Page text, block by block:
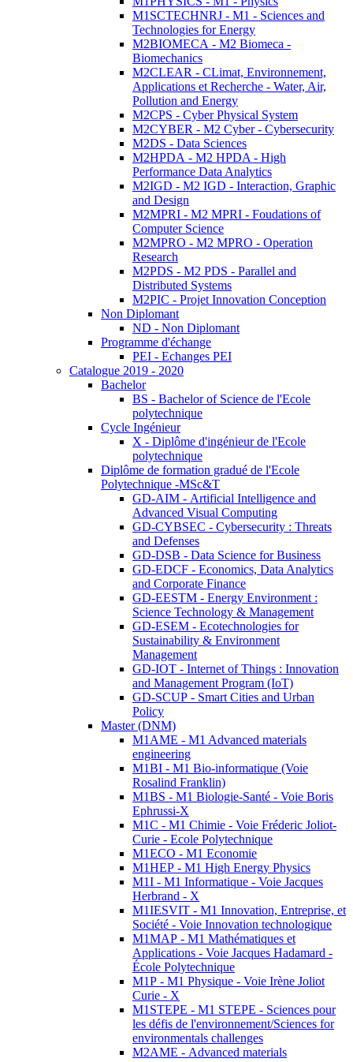
M1SCTECHNRJ - M1 - Sciences and
Technologies for Energy
M2BIOMECA - M2 Biomeca -
Biomechanics
M2CLEAR - CLimat, Environnement,
Applications et Recherche - Water, Air,
Pollution and Energy
M2CPS - Cyber Physical System
M2CYBER - M2 Cyber - Cybersecurity
M2DS - Data Sciences
M2HPDA - M2 HPDA - High
Performance Data Analytics
M2IGD - M2 IGD - Interaction, Graphic
and Design
M2MPRI - M2 MPRI - Foudations of
Computer Science
M2MPRO - M2 MPRO - Operation
Research
M2PDS - M2 PDS - Parallel and
Distributed Systems
M2PIC - Projet Innovation Conception
Non Diplomant
ND - Non Diplomant
Programme d'échange
PEI - Echanges PEI
Catalogue 2019 - 2020
Bachelor
BS - Bachelor of Science de l'Ecole
polytechnique
Cycle Ingénieur
X - Diplôme d'ingénieur de l'Ecole
polytechnique
Diplôme de formation gradué de l'Ecole
Polytechnique -MSc&T
GD-AIM - Artificial Intelligence and
Advanced Visual Computing
GD-CYBSEC - Cybersecurity : Threats
and Defenses
GD-DSB - Data Science for Business
GD-EDCF - Economics, Data Analytics
and Corporate Finance
GD-EESTM - Energy Environment :
Science Technology & Management
GD-ESEM - Ecotechnologies for
Sustainability & Environment
Management
GD-IOT - Internet of Things : Innovation
and Management Program (IoT)
GD-SCUP - Smart Cities and Urban
Policy
Master (DNM)
M1AME - M1 Advanced materials
engineering
M1BI - M1 Bio-informatique (Voie
Rosalind Franklin)
M1BS - M1 Biologie-Santé - Voie Boris
Ephrussi-X
M1C - M1 Chimie - Voie Fréderic Joliot-
Curie - Ecole Polytechnique
M1ECO - M1 Economie
M1HEP - M1 High Energy Physics
M1I - M1 Informatique - Voie Jacques
Herbrand - X
M1IESVIT - M1 Innovation, Entreprise, et
Société - Voie Innovation technologique
M1MAP - M1 Mathématiques et
Applications - Voie Jacques Hadamard -
École Polytechnique
M1P - M1 Physique - Voie Irène Joliot
Curie - X
M1STEPE - M1 STEPE - Sciences pour
les défis de l'environnement/Sciences for
environmentals challenges
M2AME - Advanced materials